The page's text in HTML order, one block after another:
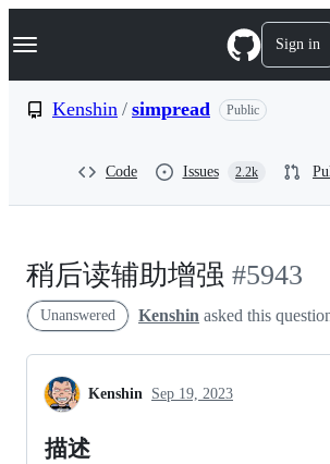
k
p
Navigation Menu Sign in
Kenshin / simpread Public
Code Issues 2.2k
稍后读辅助增强 #5943
Unanswered Kenshin asked this
Kenshin Sep 19, 2023
描述